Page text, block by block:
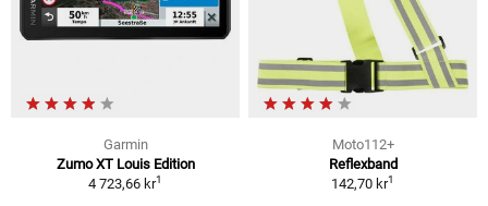
Garmin
Zumo XT Louis Edition
4 723,66 kr1
Moto112+
Reflexband
142,70 kr1